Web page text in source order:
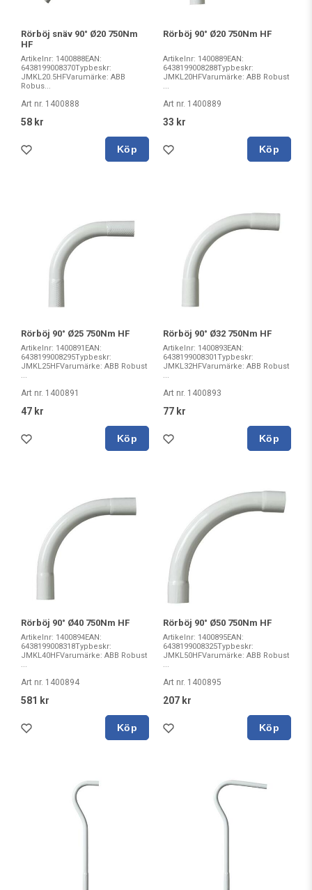
Rörböj snäv 90° Ø20 750Nm
HF
Artikelnr: 1400888EAN:
6438199008370Typbeskr:
JMKL20.5HFVarumärke: ABB
Robus...
Art nr. 1400888
58 kr
Köp
Rörböj 90° Ø20 750Nm HF
Artikelnr: 1400889EAN:
6438199008288Typbeskr:
JMKL20HFVarumärke: ABB Robust
Art nr. 1400889
33 kr
Köp
Rörböj 90° Ø25 750Nm HF
Artikelnr: 1400891EAN:
6438199008295Typbeskr:
JMKL25HFVarumärke: ABB Robust
Art nr. 1400891
47 kr
Köp
Rörböj 90° Ø32 750Nm HF
Artikelnr: 1400893EAN:
6438199008301Typbeskr:
JMKL32HFVarumärke: ABB Robust
Art nr. 1400893
77 kr
Köp
Rörböj 90° Ø40 750Nm HF
Artikelnr: 1400894EAN:
6438199008318Typbeskr:
JMKL40HFVarumärke: ABB Robust
Art nr. 1400894
581 kr
Köp
Rörböj 90° Ø50 750Nm HF
Artikelnr: 1400895EAN:
6438199008325Typbeskr:
JMKL50HFVarumärke: ABB Robust
Art nr. 1400895
207 kr
Köp